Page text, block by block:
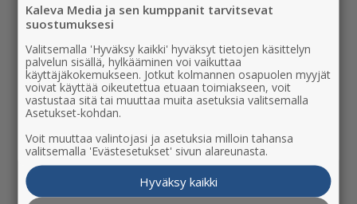
Positioinnin voima: kuinka Pohjoisen yritykset
voivat erottautua ja menestyä haastavina
aikoina?
4.7.2024 - 14:57
AJANKOHTAISTA
Käytätkö tekoälyä mainoksissa?
Kaleva Media ja sen kumppanit tarvitsevat
suostumuksesi
Valitsemalla 'Hyväksy kaikki' hyväksyt tietojen käsittelyn
palvelun sisällä, hylkääminen voi vaikuttaa
käyttäjäkokemukseen. Jotkut kolmannen osapuolen myyjät
voivat käyttää oikeutettua etuaan toimiakseen, voit
vastustaa sitä tai muuttaa muita asetuksia valitsemalla
Asetukset-kohdan.
Voit muuttaa valintojasi ja asetuksia milloin tahansa
valitsemalla 'Evästesetukset' sivun alareunasta.
Hyväksy kaikki